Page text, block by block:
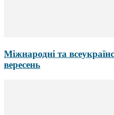
Міжнародні та
вересень